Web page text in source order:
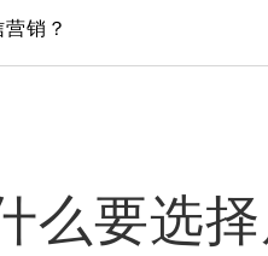
销？
么要选